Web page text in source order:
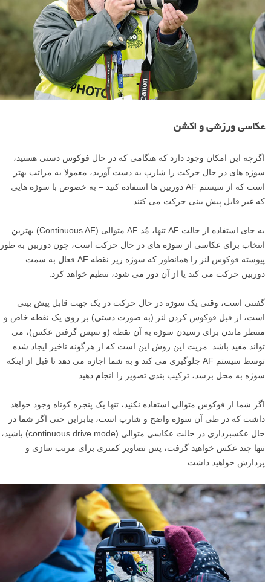
عکاسی ورزشی و اکشن
اگرچه این امکان وجود دارد که هنگامی که در حال فوکوس دستی هستید،
سوژه های در حال حرکت را شارپ به دست آورید، معمولا به مراتب بهتر
است که از سیستم AF دوربین ها استفاده کنید – به خصوص با سوژه هایی
که غیر قابل پیش بینی حرکت می کنند.
به جای استفاده از حالت AF تنها، مُد AF متوالی (Continuous AF) بهترین
انتخاب برای عکاسی از سوژه های در حال حرکت است، چون دوربین به طور
پیوسته فوکوس لنز را همانطور که سوژه زیر نقطه AF فعال به سمت
دوربین حرکت می کند یا از آن دور می شود، تنظیم خواهد کرد.
گفتنی است، وقتی یک سوژه در حال حرکت در یک جهت قابل پیش بینی
است، از قبل فوکوس کردن لنز (به صورت دستی) بر روی یک نقطه خاص و
منتظر ماندن برای رسیدن سوژه به آن نقطه (و سپس گرفتن عکس)، می
تواند مفید باشد. مزیت این روش این است که از هرگونه تاخیر ایجاد شده
توسط سیستم AF جلوگیری می کند و به شما اجازه می دهد تا قبل از اینکه
سوژه به محل برسد، ترکیب بندی تصویر را انجام دهید.
اگر شما از فوکوس متوالی استفاده نکنید، تنها یک پنجره کوتاه وجود خواهد
داشت که در طی آن سوژه واضح و شارپ است، بنابراین حتی اگر شما در
حال عکسبرداری در حالت عکاسی متوالی (continuous drive mode) باشید،
تنها چند عکس خواهید گرفت، پس تصاویر کمتری برای مرتب سازی و
پردازش خواهید داشت.